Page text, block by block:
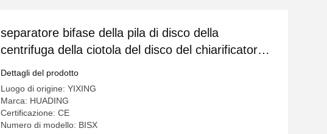
separatore bifase della pila di disco della
centrifuga della ciotola del disco del chiarificatore
5000L/H della bevanda
Dettagli del prodotto
Luogo di origine: YIXING
Marca: HUADING
Certificazione: CE
Numero di modello: BISX